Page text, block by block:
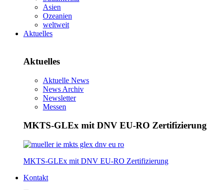
Asien
Ozeanien
weltweit
Aktuelles
Aktuelles
Aktuelle News
News Archiv
Newsletter
Messen
MKTS-GLEx mit DNV EU-RO Zertifizierung
MKTS-GLEx mit DNV EU-RO Zertifizierung
Kontakt